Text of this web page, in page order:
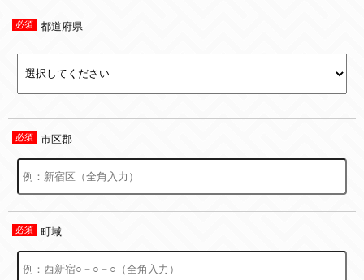
都道府県
市区郡
町域